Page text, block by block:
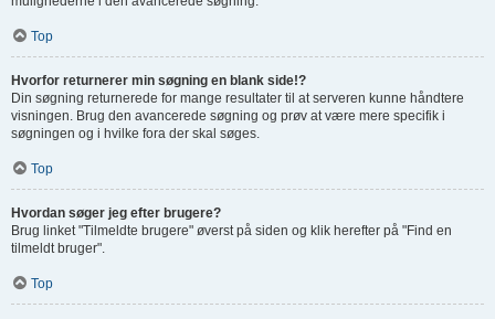
Top
Hvorfor returnerer min søgning en blank side!?
Din søgning returnerede for mange resultater til at serveren kunne håndtere
visningen. Brug den avancerede søgning og prøv at være mere specifik i
søgningen og i hvilke fora der skal søges.
Top
Hvordan søger jeg efter brugere?
Brug linket "Tilmeldte brugere" øverst på siden og klik herefter på "Find en
tilmeldt bruger".
Top